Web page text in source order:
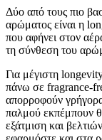
Δύο από τους πιο
αρώματος είναι η
που αφήνει στον
τη σύνθεση του
Για μέγιστη
πάνω σε fragrance-
απορροφούν
παλμού εκπέμπουν
εξάτμιση και